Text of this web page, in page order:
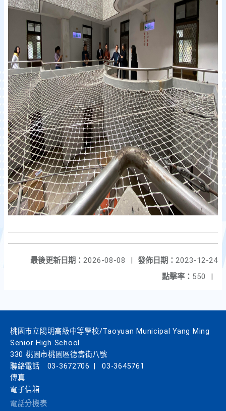
發佈日期： 2023-12-24
最後更新日期： 2026-08-08
|
點擊率： 550 |
桃園市立陽明高級中等學校/Taoyuan Municipal Yang Ming
Senior High School
330 桃園市桃園區德壽街八號
聯絡電話
03-3672706
03-3645761
傳真
電子信箱
電話分機表